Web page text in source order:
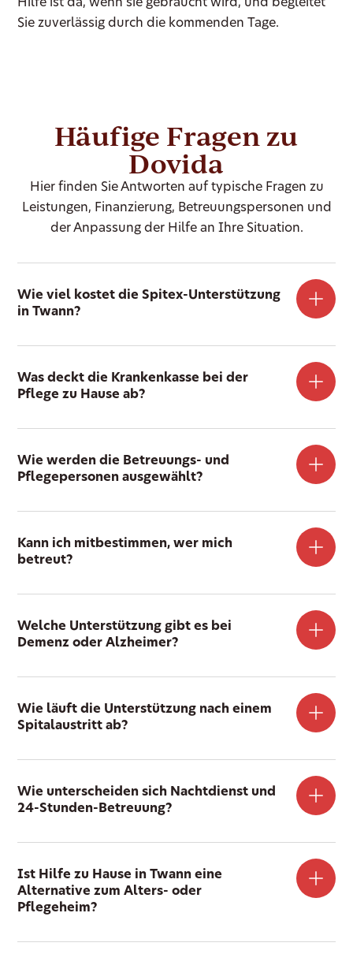
Hilfe ist da, wenn sie gebraucht wird, und begleitet
Sie zuverlässig durch die kommenden Tage.
Häufige Fragen zu
Dovida
Hier finden Sie Antworten auf typische Fragen zu
Leistungen, Finanzierung, Betreuungspersonen und
der Anpassung der Hilfe an Ihre Situation.
Wie viel kostet die Spitex-Unterstützung
in Twann?
Was deckt die Krankenkasse bei der
Pflege zu Hause ab?
Wie werden die Betreuungs- und
Pflegepersonen ausgewählt?
Kann ich mitbestimmen, wer mich
betreut?
Welche Unterstützung gibt es bei
Demenz oder Alzheimer?
Wie läuft die Unterstützung nach einem
Spitalaustritt ab?
Wie unterscheiden sich Nachtdienst und
24-Stunden-Betreuung?
Ist Hilfe zu Hause in Twann eine
Alternative zum Alters- oder
Pflegeheim?